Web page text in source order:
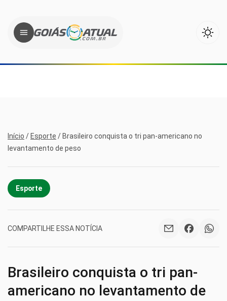
Início / Esporte / Brasileiro conquista o tri pan-americano no
levantamento de peso
Esporte
COMPARTILHE ESSA NOTÍCIA
Brasileiro conquista o tri pan-
americano no levantamento de